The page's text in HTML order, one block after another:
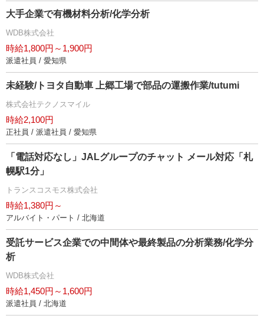
大手企業で有機材料分析/化学分析
WDB株式会社
時給1,800円～1,900円
派遣社員 / 愛知県
未経験/トヨタ自動車 上郷工場で部品の運搬作業/tutumi
株式会社テクノスマイル
時給2,100円
正社員 / 派遣社員 / 愛知県
「電話対応なし」JALグループのチャット メール対応「札
幌駅1分」
トランスコスモス株式会社
時給1,380円～
アルバイト・パート / 北海道
受託サービス企業での中間体や最終製品の分析業務/化学分
析
WDB株式会社
時給1,450円～1,600円
派遣社員 / 北海道